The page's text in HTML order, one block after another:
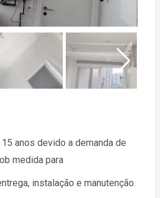
anos devido a demanda de
medida para
instalação e manutenção.